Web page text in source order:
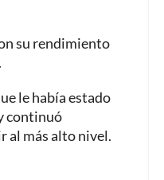
su rendimiento
le había estado
continuó
al más alto nivel.